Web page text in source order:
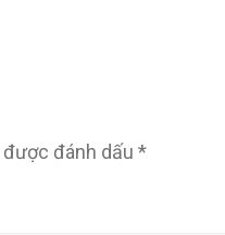
đánh dấu *